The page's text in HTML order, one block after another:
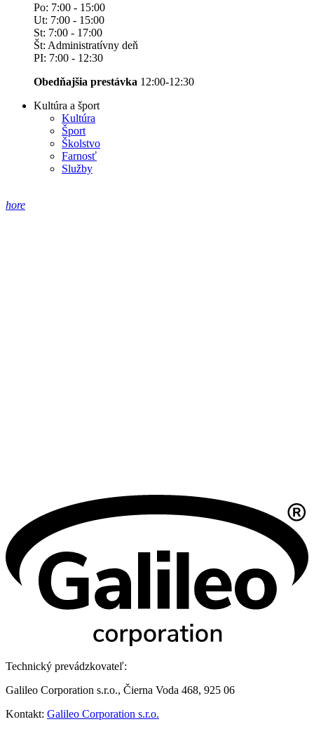
Po: 7:00 - 15:00
Ut: 7:00 - 15:00
St: 7:00 - 17:00
Št: Administratívny deň
PI: 7:00 - 12:30
Obedňajšia prestávka 12:00-12:30
Kultúra a šport
Kultúra
Šport
Školstvo
Farnosť
Služby
hore
Technický prevádzkovateľ:
Galileo Corporation s.r.o., Čierna Voda 468, 925 06
Kontakt: Galileo Corporation s.r.o.